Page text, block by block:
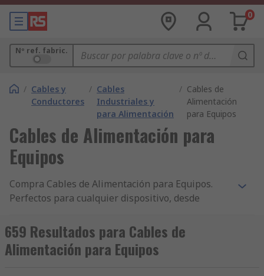
0
Nº ref. fabric.
/ Cables y
Conductores
/ Cables
Industriales y
para Alimentación
/ Cables de
Alimentación
para Equipos
Cables de Alimentación para
Equipos
Compra Cables de Alimentación para Equipos.
Perfectos para cualquier dispositivo, desde
equipos industriales.
Ventajas de comprar en RS:
659 Resultados para Cables de
Alimentación para Equipos